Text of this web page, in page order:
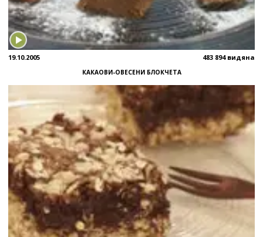
19.10.2005 483 894 видяна
КАКАОВИ-ОВЕСЕНИ БЛОКЧЕТА